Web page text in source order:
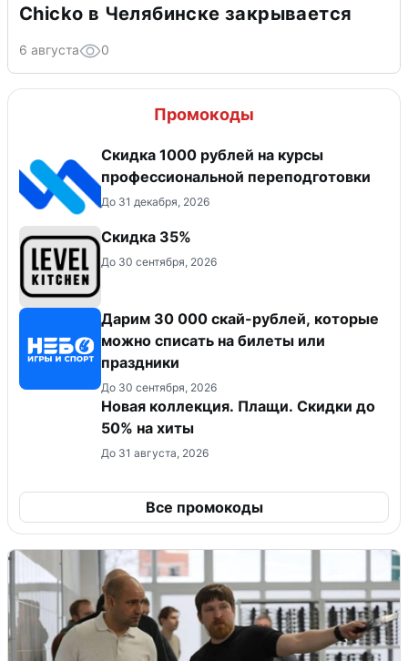
Chicko в Челябинске закрывается
6 августа 0
Промокоды
Скидка 1000 рублей на курсы
профессиональной переподготовки
До 31 декабря, 2026
Скидка 35%
До 30 сентября, 2026
Дарим 30 000 скай-рублей, которые
можно списать на билеты или
праздники
До 30 сентября, 2026
Новая коллекция. Плащи. Скидки до
50% на хиты
До 31 августа, 2026
Все промокоды